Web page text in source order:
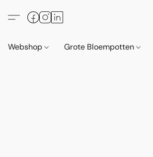
Webshop Grote Bloempotten